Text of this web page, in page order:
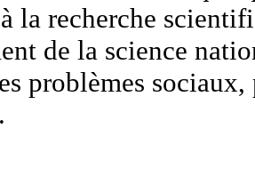
la recherche
de la science
problèmes